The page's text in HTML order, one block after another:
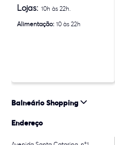
Lojas:10h às 22h.
Alimentação: 10 às 22h
Balneário Shopping
Endereço